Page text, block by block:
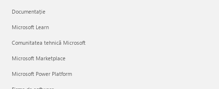
Documentație
Microsoft Learn
Comunitatea tehnică Microsoft
Microsoft Marketplace
Microsoft Power Platform